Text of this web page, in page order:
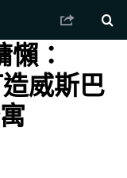
：
威斯巴